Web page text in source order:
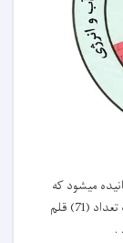
میشود که
وزارت آب و انرژی در نظر دارد قرارداد پروژه تهیه و تدارک تعداد (71) قلم